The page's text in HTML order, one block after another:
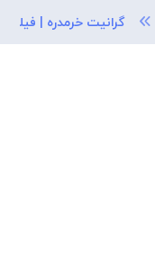
گرانیت خرمدره | فیلی